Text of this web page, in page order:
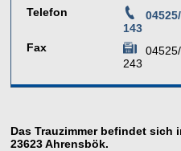
Telefon
143
Fax
243
Das Trauzimmer befindet sich
23623 Ahrensbök.